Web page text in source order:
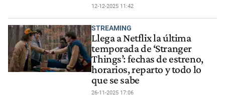
12-12-2025 11:42
STREAMING
Llega a Netflix la última
temporada de ‘Stranger
Things’: fechas de estreno,
horarios, reparto y todo lo
que se sabe
26-11-2025 17:06